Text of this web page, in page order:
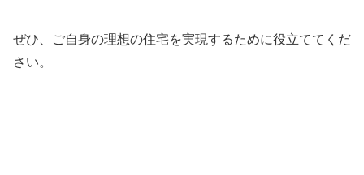
ぜひ、ご自身の理想の住宅を実現するために役立ててくだ
さい。